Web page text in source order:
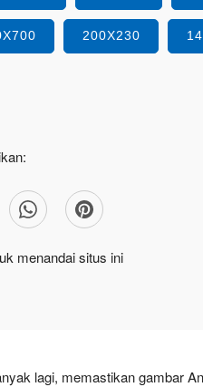
200X230
menandai situs ini
lagi, memastikan gambar